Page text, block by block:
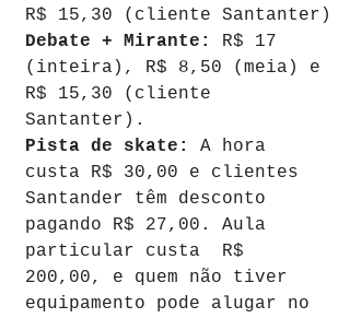
R$ 15,30 (cliente Santanter)
Debate + Mirante:
R$ 17
(inteira), R$ 8,50 (meia) e
R$ 15,30 (cliente
Santanter).
Pista de skate:
A hora
custa R$ 30,00 e clientes
Santander têm desconto
pagando R$ 27,00. Aula
particular custa  R$
200,00, e quem não tiver
equipamento pode alugar no